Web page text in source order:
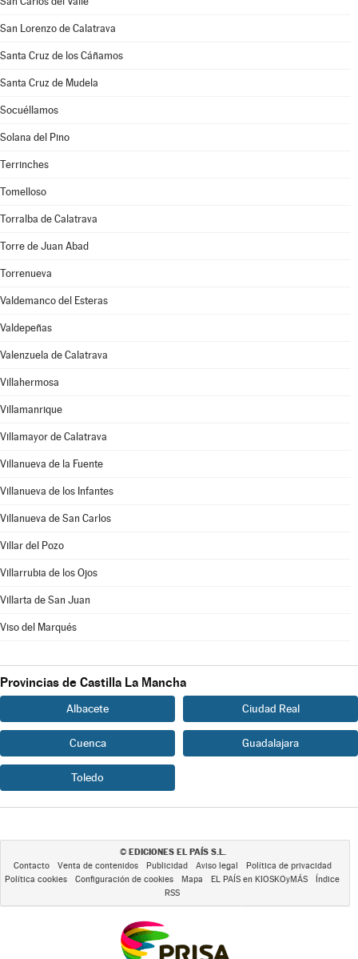
San Lorenzo de Calatrava
Santa Cruz de los Cáñamos
Santa Cruz de Mudela
Socuéllamos
Solana del Pino
Terrinches
Tomelloso
Torralba de Calatrava
Torre de Juan Abad
Torrenueva
Valdemanco del Esteras
Valdepeñas
Valenzuela de Calatrava
Villahermosa
Villamanrique
Villamayor de Calatrava
Villanueva de la Fuente
Villanueva de los Infantes
Villanueva de San Carlos
Villar del Pozo
Villarrubia de los Ojos
Villarta de San Juan
Viso del Marqués
Provincias de Castilla La Mancha
Albacete Ciudad Real
Cuenca Guadalajara
Toledo
© EDICIONES EL PAÍS S.L.
Contacto Venta de contenidos Publicidad Aviso legal
Política de privacidad
Política cookies
Configuración de cookies Mapa EL PAÍS en KIOSKOyMÁS
Índice
RSS